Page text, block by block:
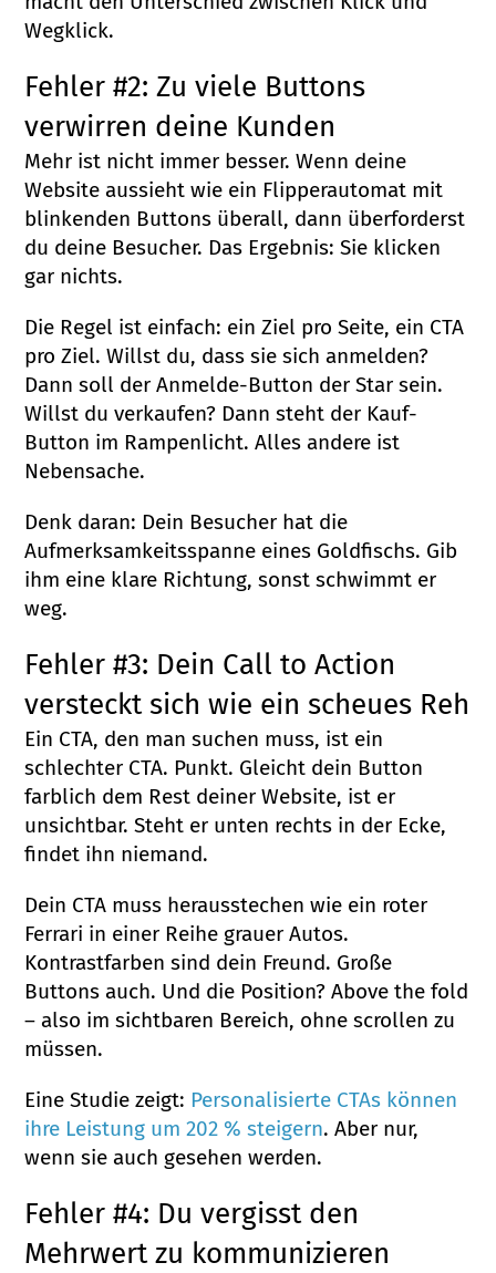
Wegklick.
Fehler #2: Zu viele Buttons
verwirren deine Kunden
Mehr ist nicht immer besser. Wenn deine
Website aussieht wie ein Flipperautomat mit
blinkenden Buttons überall, dann überforderst
du deine Besucher. Das Ergebnis: Sie klicken
gar nichts.
Die Regel ist einfach: ein Ziel pro Seite, ein CTA
pro Ziel. Willst du, dass sie sich anmelden?
Dann soll der Anmelde-Button der Star sein.
Willst du verkaufen? Dann steht der Kauf-
Button im Rampenlicht. Alles andere ist
Nebensache.
Denk daran: Dein Besucher hat die
Aufmerksamkeitsspanne eines Goldfischs. Gib
ihm eine klare Richtung, sonst schwimmt er
weg.
Fehler #3: Dein Call to Action
versteckt sich wie ein scheues Reh
Ein CTA, den man suchen muss, ist ein
schlechter CTA. Punkt. Gleicht dein Button
farblich dem Rest deiner Website, ist er
unsichtbar. Steht er unten rechts in der Ecke,
findet ihn niemand.
Dein CTA muss herausstechen wie ein roter
Ferrari in einer Reihe grauer Autos.
Kontrastfarben sind dein Freund. Große
Buttons auch. Und die Position? Above the fold
– also im sichtbaren Bereich, ohne scrollen zu
müssen.
Eine Studie zeigt: Personalisierte CTAs können
ihre Leistung um 202 % steigern. Aber nur,
wenn sie auch gesehen werden.
Fehler #4: Du vergisst den
Mehrwert zu kommunizieren